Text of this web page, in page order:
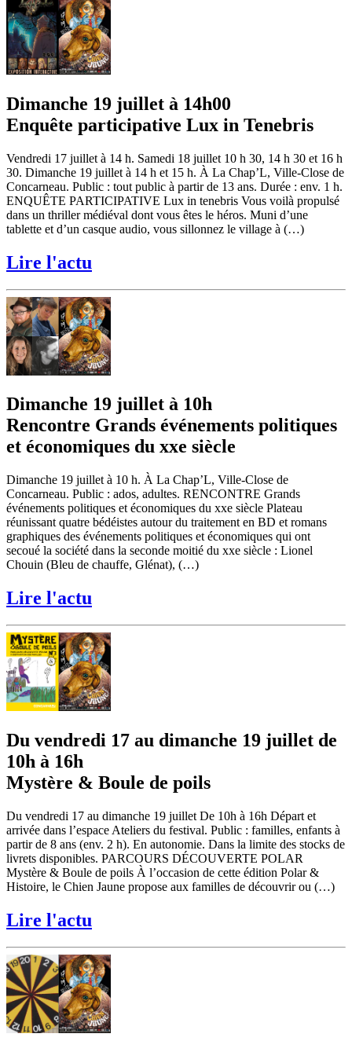
Dimanche 19 juillet à 14h00
Enquête participative Lux in Tenebris
Vendredi 17 juillet à 14 h. Samedi 18 juillet 10 h 30, 14 h 30 et 16 h
30. Dimanche 19 juillet à 14 h et 15 h. À La Chap’L, Ville-Close de
Concarneau. Public : tout public à partir de 13 ans. Durée : env. 1 h.
ENQUÊTE PARTICIPATIVE Lux in tenebris Vous voilà propulsé
dans un thriller médiéval dont vous êtes le héros. Muni d’une
tablette et d’un casque audio, vous sillonnez le village à (…)
Lire l'actu
Dimanche 19 juillet à 10h
Rencontre Grands événements politiques
et économiques du xxe siècle
Dimanche 19 juillet à 10 h. À La Chap’L, Ville-Close de
Concarneau. Public : ados, adultes. RENCONTRE Grands
événements politiques et économiques du xxe siècle Plateau
réunissant quatre bédéistes autour du traitement en BD et romans
graphiques des événements politiques et économiques qui ont
secoué la société dans la seconde moitié du xxe siècle : Lionel
Chouin (Bleu de chauffe, Glénat), (…)
Lire l'actu
Du vendredi 17 au dimanche 19 juillet de
10h à 16h
Mystère & Boule de poils
Du vendredi 17 au dimanche 19 juillet De 10h à 16h Départ et
arrivée dans l’espace Ateliers du festival. Public : familles, enfants à
partir de 8 ans (env. 2 h). En autonomie. Dans la limite des stocks de
livrets disponibles. PARCOURS DÉCOUVERTE POLAR
Mystère & Boule de poils À l’occasion de cette édition Polar &
Histoire, le Chien Jaune propose aux familles de découvrir ou (…)
Lire l'actu